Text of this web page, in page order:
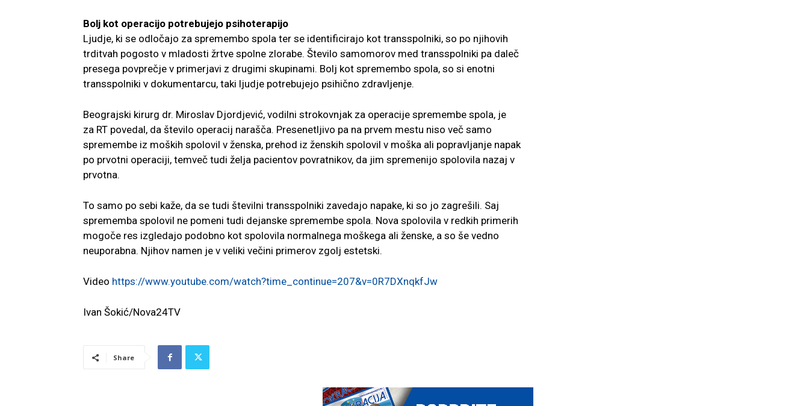
Bolj kot operacijo potrebujejo psihoterapijo
Ljudje, ki se odločajo za spremembo spola ter se identificirajo kot transspolniki, so po njihovih
trditvah pogosto v mladosti žrtve spolne zlorabe. Število samomorov med transspolniki pa daleč
presega povprečje v primerjavi z drugimi skupinami. Bolj kot spremembo spola, so si enotni
transspolniki v dokumentarcu, taki ljudje potrebujejo psihično zdravljenje.
Beograjski kirurg dr. Miroslav Djordjević, vodilni strokovnjak za operacije spremembe spola, je
za RT povedal, da število operacij narašča. Presenetljivo pa na prvem mestu niso več samo
spremembe iz moških spolovil v ženska, prehod iz ženskih spolovil v moška ali popravljanje napak
po prvotni operaciji, temveč tudi želja pacientov povratnikov, da jim spremenijo spolovila nazaj v
prvotna.
To samo po sebi kaže, da se tudi številni transspolniki zavedajo napake, ki so jo zagrešili. Saj
sprememba spolovil ne pomeni tudi dejanske spremembe spola. Nova spolovila v redkih primerih
mogoče res izgledajo podobno kot spolovila normalnega moškega ali ženske, a so še vedno
neuporabna. Njihov namen je v veliki večini primerov zgolj estetski.
Video https://www.youtube.com/watch?time_continue=207&v=0R7DXnqkfJw
Ivan Šokić/Nova24TV
Share